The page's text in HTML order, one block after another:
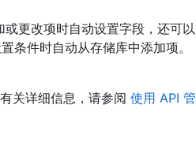
更改项时自动设置字段，还可以
条件时自动从存储库中添加项。
关详细信息，请参阅 使用 API 管